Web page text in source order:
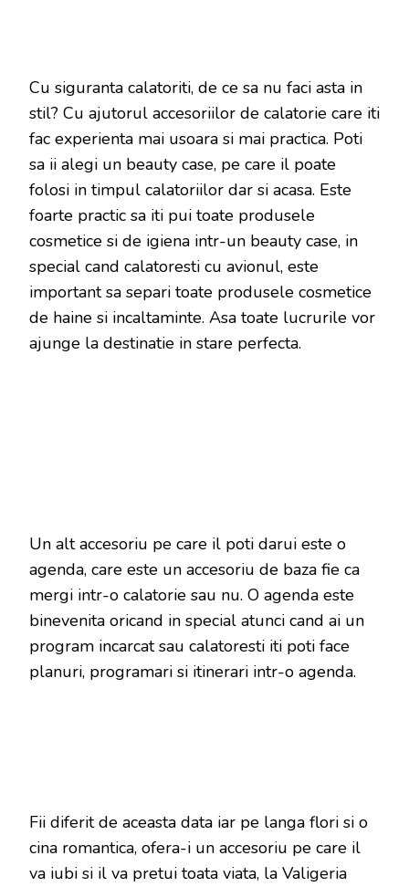
Cu siguranta calatoriti, de ce sa nu faci asta in
stil? Cu ajutorul accesoriilor de calatorie care iti
fac experienta mai usoara si mai practica. Poti
sa ii alegi un beauty case, pe care il poate
folosi in timpul calatoriilor dar si acasa. Este
foarte practic sa iti pui toate produsele
cosmetice si de igiena intr-un beauty case, in
special cand calatoresti cu avionul, este
important sa separi toate produsele cosmetice
de haine si incaltaminte. Asa toate lucrurile vor
ajunge la destinatie in stare perfecta.
Un alt accesoriu pe care il poti darui este o
agenda, care este un accesoriu de baza fie ca
mergi intr-o calatorie sau nu. O agenda este
binevenita oricand in special atunci cand ai un
program incarcat sau calatoresti iti poti face
planuri, programari si itinerari intr-o agenda.
Fii diferit de aceasta data iar pe langa flori si o
cina romantica, ofera-i un accesoriu pe care il
va iubi si il va pretui toata viata, la Valigeria